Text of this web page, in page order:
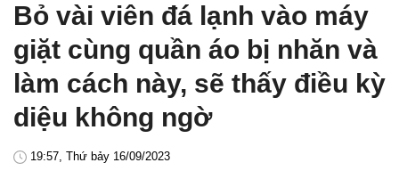
Bỏ vài viên đá lạnh vào máy
giặt cùng quần áo bị nhăn và
làm cách này, sẽ thấy điều kỳ
diệu không ngờ
19:57, Thứ bảy 16/09/2023